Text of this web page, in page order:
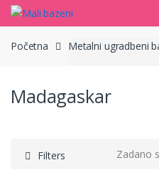
Skip
to
navigation
Skip
to
content
Početna Metalni ugradbeni
Madagaskar
Filters